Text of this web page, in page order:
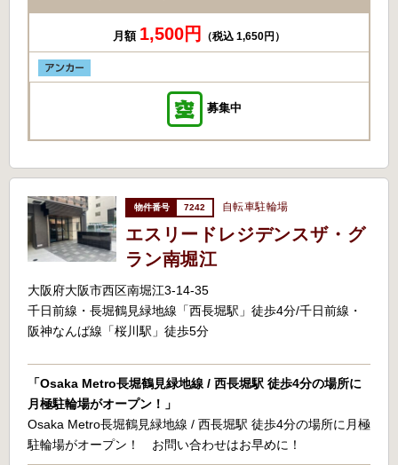
月額 1,500円 （税込 1,650円）
募集中
7242 自転車駐輪場
エスリードレジデンスザ・グ
ラン南堀江
大阪府大阪市西区南堀江3-14-35
千日前線・長堀鶴見緑地線「西長堀駅」徒歩4分/千日前線・
阪神なんば線「桜川駅」徒歩5分
「Osaka Metro長堀鶴見緑地線 / 西長堀駅 徒歩4分の場所に
月極駐輪場がオープン！」
Osaka Metro長堀鶴見緑地線 / 西長堀駅 徒歩4分の場所に月極
駐輪場がオープン！ お問い合わせはお早めに！